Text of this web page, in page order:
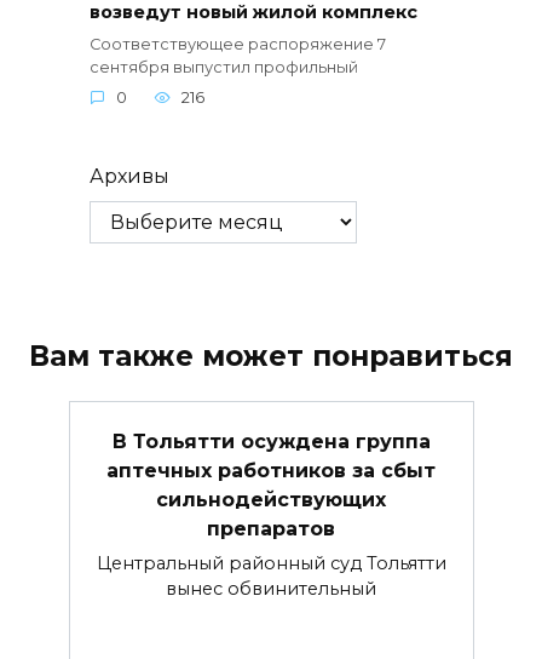
возведут новый жилой комплекс
Соответствующее распоряжение 7
сентября выпустил профильный
0
216
Архивы
Вам также может понравиться
В Тольятти осуждена группа
аптечных работников за сбыт
сильнодействующих
препаратов
Центральный районный суд Тольятти
вынес обвинительный